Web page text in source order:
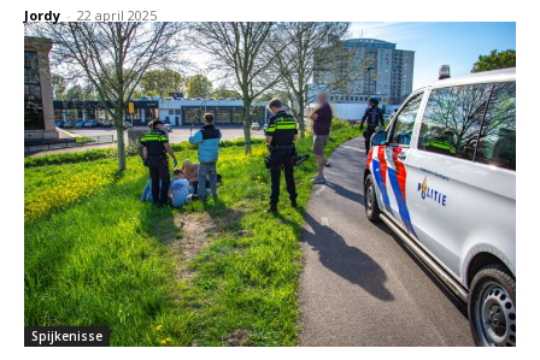
Jordy - 22 april 2025
Spijkenisse